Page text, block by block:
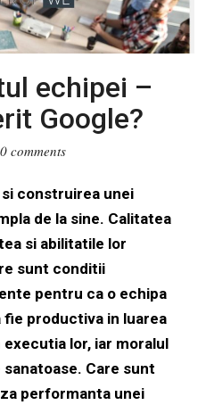
echipei –
Google?
0comments
construirea unei
de la sine. Calitatea
si abilitatile lor
sunt conditii
pentru ca o echipa
productiva in luarea
lor, iar moralul
Care sunt
performanta unei